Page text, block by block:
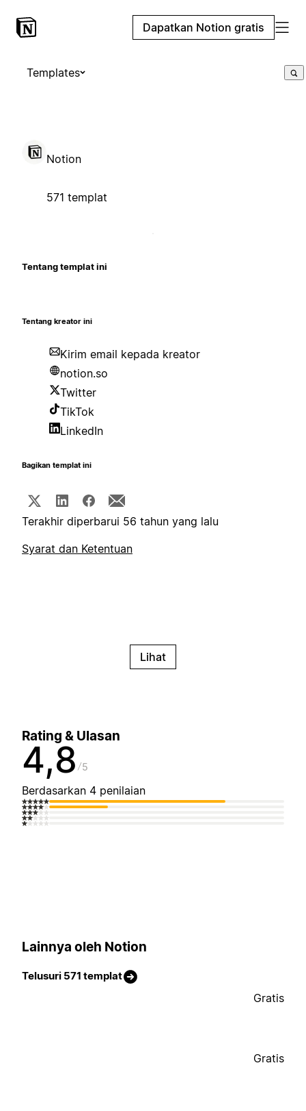
Dapatkan Notion gratis
Templates
Notion
571 templat
Tentang templat ini
Tentang kreator ini
Kirim email kepada kreator
notion.so
Twitter
TikTok
LinkedIn
Bagikan templat ini
Terakhir diperbarui 56 tahun yang lalu
Syarat dan Ketentuan
Lihat
Rating & Ulasan
4,8 5
Berdasarkan 4 penilaian
Lainnya oleh Notion
Telusuri 571 templat
Gratis
Gratis